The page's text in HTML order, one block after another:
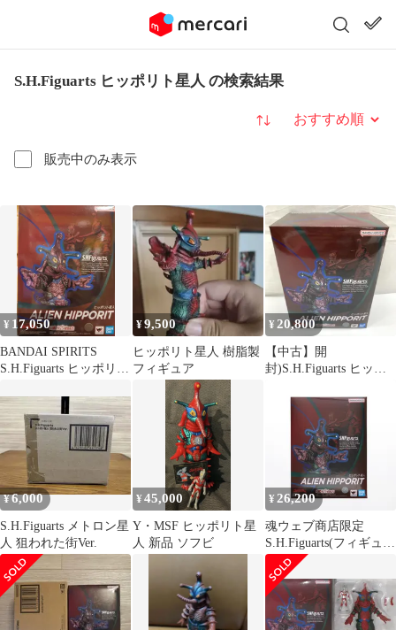
S.H.Figuarts ヒッポリト星人 の検索結果
販売中のみ表示
並び替え
¥ 17,050
BANDAI SPIRITS
S.H.Figuarts ヒッポリト
¥9,500
ヒッポリト星人 樹脂製
フィギュア
¥20,800
【中古】開
封)S.H.Figuarts ヒッポ
¥6,000
S.H.Figuarts メトロン星
人 狙われた街Ver.
¥45,000
Y・MSF ヒッポリト星
人 新品 ソフビ
¥26,200
魂ウェブ商店限定
S.H.Figuarts(フィギュア
ーツ) ヒッポリト星人
ウルトラマンエース 完
成品 可動フィギュア バ
ンダイスピリッツ